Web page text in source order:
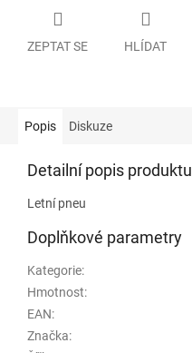
ZEPTAT SE HLÍDAT
Popis Diskuze
Detailní popis produktu
Letní pneu
Doplňkové parametry
Kategorie:
Hmotnost:
EAN:
Značka: